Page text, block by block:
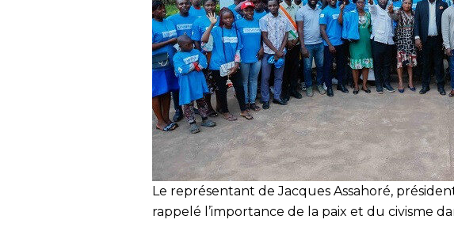
Le représentant de Jacques Assahoré,
rappelé l’importance de la paix et du civisme